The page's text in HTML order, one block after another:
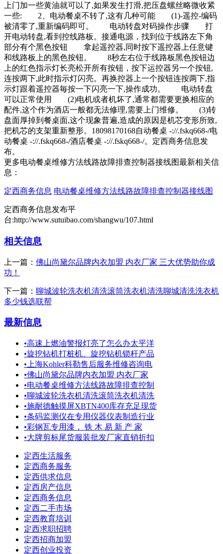
上门加一些黄油就可以了,如果发生打滑,把压盘螺丝略微收紧
一些: 2、电动餐桌不转了,这有几种可能 (1)-遥控-编码
被清零了,重新编码即可。 电动转盘对码操作步骤 打
开电动转盘,看到控线路板。接通电源，找到位于线路左下角
部分有个黑色按钮 拿起遥控器,同时按下遥控器上任意键
和线路板上的黑色按钮。 8秒左右位于线路板黑色按钮边
上的红色指示灯长亮松开所有按钮，按下运控器另一个按钮,
连按两下,此时指示灯闪亮。再换控器上一个按钮连按两下,指
示灯跟着遥控器毎按一下闪亮一下,操作成功。 电动转盘
可以正常使用 (2)电机或者机坏了,通常都需要更换相应的
配件,这个作为酒店一般都无法修理,需要上门维修。 (3)转
盘面厚掉到餐桌面,这个现象普遍,造成的原因是机芯变形所致,
把机芯的支架重新整形。18098170168自动餐桌 -://.fskq668-/电
动餐桌 -://.fskq668-/酒店餐桌 -://.fskq668-/。定西商务信息发
布。
更多电动餐桌维修方法线路故障排查控制器接线图最新相关信
息：
定西商务信息 电动餐桌维修方法线路故障排查控制器接线图
定西商务信息发布平
台:http://www.sutuibao.com/shangwu/107.html
相关信息
上一篇： 佛山尚黛尔品牌内衣加盟 内衣厂家 三大优势助你成
功！
下一篇： 聊城波轮洗衣机清洗滚筒洗衣机清洗聊城清洗洗衣机
多少钱选联帮
最新信息
•高速上燃油警报灯亮了怎么办太平洋
•旋挖钻机打桩机、旋挖钻机锁杆产品
• 上海Kohler科勒售后服务维修咨询电
•佛山尚黛尔品牌内衣加盟 内衣厂家
•电动餐桌维修方法线路故障排查控制
•聊城波轮洗衣机清洗滚筒洗衣机清洗
•施耐德触摸屏XBTN400库存充足现货
•条码监测仪在专用仪器仪表制造行业
•彩钢瓦专用漆， 铁 木 易 新 产 家
•大牌剪标尾货服装批发厂家直销折扣
定西生活服务
定西商务服务
定西供求信息
定西房产信息
定西商务信息
定西二手市场
定西教育培训
定西求职招聘
定西招商加盟
定西创业投资